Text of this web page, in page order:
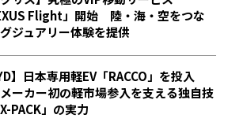
Flight」開始 陸・海・空をつな
ジュアリー体験を提供
】日本専用軽EV「RACCO」を投入
ーカー初の軽市場参入を支える独自技
PACK」の実力